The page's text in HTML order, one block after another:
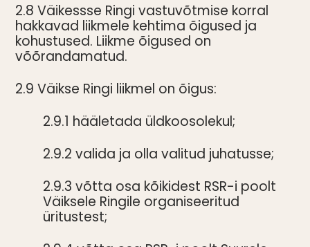
2.8 Väikessse Ringi vastuvõtmise korral
hakkavad liikmele kehtima õigused ja
kohustused. Liikme õigused on
võõrandamatud.
2.9 Väikse Ringi liikmel on õigus:
2.9.1 hääletada üldkoosolekul;
2.9.2 valida ja olla valitud juhatusse;
2.9.3 võtta osa kõikidest RSR-i poolt
Väiksele Ringile organiseeritud
üritustest;